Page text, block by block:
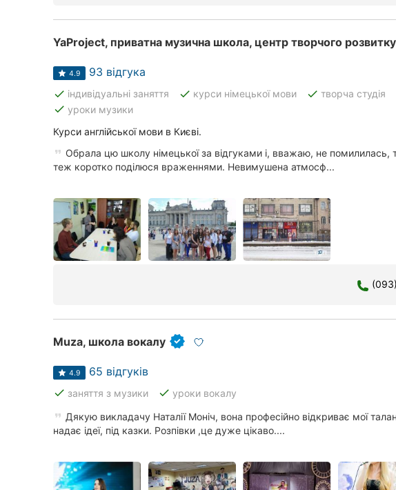
YaProject, приватна музична школа, центр творчого розвитку
4.9 93 відгука
done індивідуальні заняття done курси німецької мови done творча студія
done уроки музики
Курси англійської мови в Києві.
Обрала цю школу німецької за відгуками і, вважаю, не помилилась,
теж коротко поділюся враженнями. Невимушена атмосф...
Muza, школа вокалу
4.9 65 відгуків
done заняття з музики done уроки вокалу
Дякую викладачу Наталії Моніч, вона професійно відкриває мої
надає ідеї, під казки. Розпівки ,це дуже цікаво....